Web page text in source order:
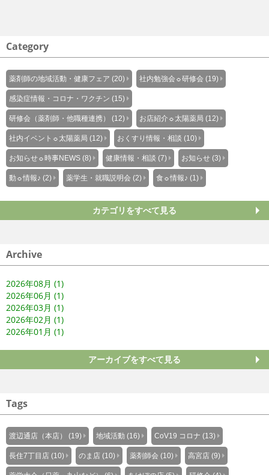
Category
薬剤師の地域活動・健康フェア (20) 社内勉強会☼研修会 (19)
感染症情報・コロナ・ワクチン (15)
研修会（薬剤師・他職種連携） (12) お店紹介☼太陽薬局 (12)
社内イベント☼太陽薬局 (12) おくすり情報・相談 (10)
お知らせ☼時事NEWS (8) 健康情報・相談 (7) お知らせ (3)
動☼情報♪ (2) 薬学生・就職説明会 (2) 食☼情報♪ (1)
カテゴリをすべて見る
Archive
2026年08月 (1)
2026年06月 (1)
2026年03月 (1)
2026年02月 (1)
2026年01月 (1)
アーカイブをすべて見る
Tags
渡辺通店（本店） (19) 地域活動 (16) CoV19 コロナ (13)
長住7丁目店 (10) のま店 (10) 薬剤師会 (10) 高宮店 (9)